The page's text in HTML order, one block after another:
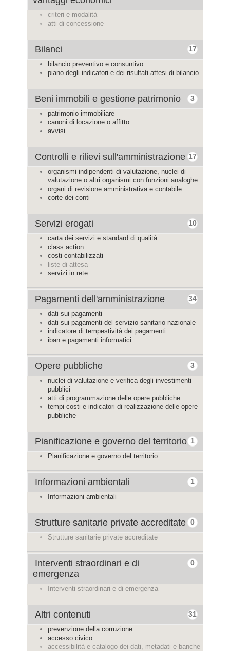
criteri e modalità
atti di concessione
17
Bilanci
bilancio preventivo e consuntivo
piano degli indicatori e dei risultati attesi di bilancio
3
Beni immobili e gestione patrimonio
patrimonio immobiliare
canoni di locazione o affitto
avvisi
17
Controlli e rilievi sull'amministrazione
organismi indipendenti di valutazione, nuclei di
valutazione o altri organismi con funzioni analoghe
organi di revisione amministrativa e contabile
corte dei conti
10
Servizi erogati
carta dei servizi e standard di qualità
class action
costi contabilizzati
liste di attesa
servizi in rete
34
Pagamenti dell'amministrazione
dati sui pagamenti
dati sui pagamenti del servizio sanitario nazionale
indicatore di tempestività dei pagamenti
iban e pagamenti informatici
3
Opere pubbliche
nuclei di valutazione e verifica degli investimenti
pubblici
atti di programmazione delle opere pubbliche
tempi costi e indicatori di realizzazione delle opere
pubbliche
1
Pianificazione e governo del territorio
Pianificazione e governo del territorio
1
Informazioni ambientali
Informazioni ambientali
0
Strutture sanitarie private accreditate
Strutture sanitarie private accreditate
0
Interventi straordinari e di
emergenza
Interventi straordinari e di emergenza
31
Altri contenuti
prevenzione della corruzione
accesso civico
accessibilità e catalogo dei dati, metadati e banche